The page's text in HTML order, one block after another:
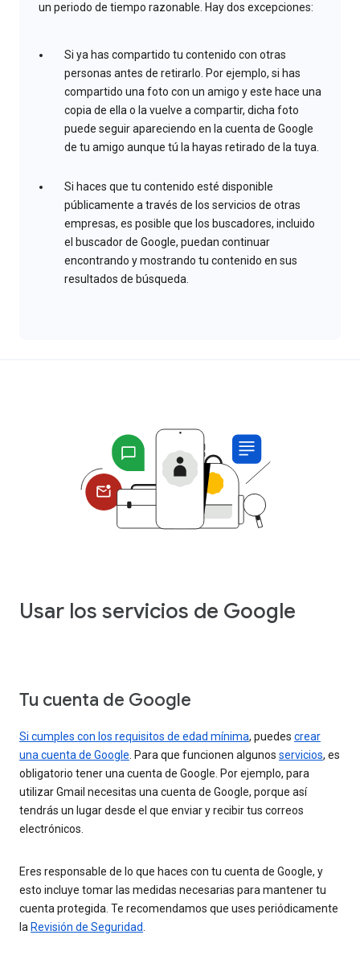
un periodo de tiempo razonable. Hay dos excepciones:
Si ya has compartido tu contenido con otras
personas antes de retirarlo. Por ejemplo, si has
compartido una foto con un amigo y este hace una
copia de ella o la vuelve a compartir, dicha foto
puede seguir apareciendo en la cuenta de Google
de tu amigo aunque tú la hayas retirado de la tuya.
Si haces que tu contenido esté disponible
públicamente a través de los servicios de otras
empresas, es posible que los buscadores, incluido
el buscador de Google, puedan continuar
encontrando y mostrando tu contenido en sus
resultados de búsqueda.
Usar los servicios de Google
Tu cuenta de Google
Si cumples con los requisitos de edad mínima, puedes crear
una cuenta de Google. Para que funcionen algunos servicios, es
obligatorio tener una cuenta de Google. Por ejemplo, para
utilizar Gmail necesitas una cuenta de Google, porque así
tendrás un lugar desde el que enviar y recibir tus correos
electrónicos.
Eres responsable de lo que haces con tu cuenta de Google, y
esto incluye tomar las medidas necesarias para mantener tu
cuenta protegida. Te recomendamos que uses periódicamente
la Revisión de Seguridad.